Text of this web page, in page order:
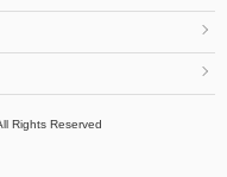
Rights Reserved